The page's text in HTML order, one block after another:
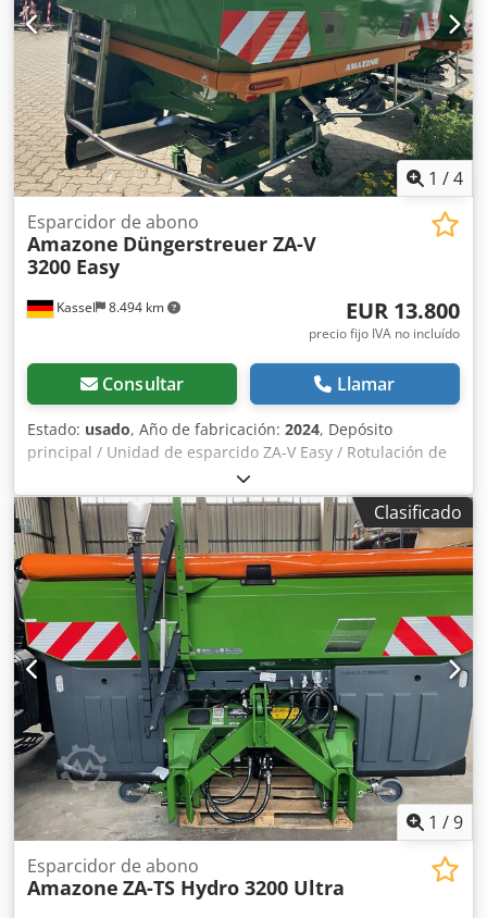
1 /4
Kassel 8.494 km
Esparcidor de abono
Amazone Düngerstreuer ZA-V
3200 Easy
EUR 13.800
precio fijo IVA no incluído
Consultar Llamar
Estado: usado, Año de fabricación: 2024, Depósito
principal / Unidad de esparcido ZA-V Easy / Rotulación de
advertencias / Toma de fuerza (cardán) de 910 mm / con
embrague de fricción / Extensión de tolva S 1400, soldada /
Montaje de fábrica / Guardabarros S / Iluminación trasera
LED / Ordenador de control Easy Crsdpfx Aisuhp Ehjxsf
Clasificado
1 /9
Esparcidor de abono
Amazone ZA-TS Hydro 3200 Ultra